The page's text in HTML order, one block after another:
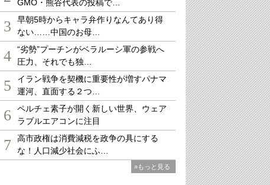
GMO・熊谷代表の投稿で…
3
早朝5時からキャラ弁作りなんてあり得
ない……中国のお母…
4
“劣勢”プーチンがベラルーシ軍の参戦へ
圧力、それでも独…
5
イラン戦争を契機に重要性が増すパナマ
運河、直面する２つ…
6
ペルチェ素子が開く新しい世界、ウェア
ラブルエアコンに注目
7
高市政権は消費減税を政争の具にする
な！人口減少社会にふ…
»もっと見る